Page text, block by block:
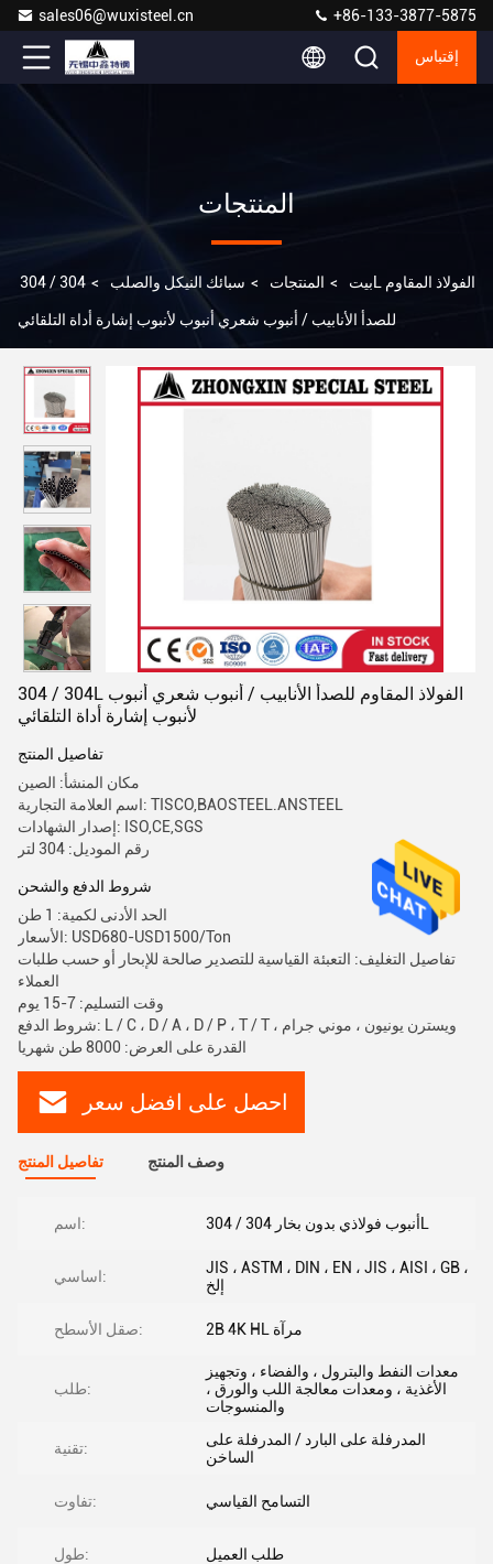
sales06@wuxisteel.cn +86-133-3877-5875
إقتباس
المنتجات
بيت > المنتجات > سبائك النيكل والصلب > 304 / 304L الفولاذ المقاوم
للصدأ الأنابيب / أنبوب شعري أنبوب لأنبوب إشارة أداة التلقائي
304 / 304L الفولاذ المقاوم للصدأ الأنابيب / أنبوب شعري أنبوب
لأنبوب إشارة أداة التلقائي
تفاصيل المنتج
مكان المنشأ: الصين
اسم العلامة التجارية: TISCO,BAOSTEEL.ANSTEEL
إصدار الشهادات: ISO,CE,SGS
رقم الموديل: 304 لتر
شروط الدفع والشحن
الحد الأدنى لكمية: 1 طن
الأسعار: USD680-USD1500/Ton
تفاصيل التغليف: التعبئة القياسية للتصدير صالحة للإبحار أو حسب طلبات
العملاء
وقت التسليم: 7-15 يوم
شروط الدفع: L / C ، D / A ، D / P ، T / T ، ويسترن يونيون ، موني جرام
القدرة على العرض: 8000 طن شهريا
احصل على افضل سعر
تفاصيل المنتج وصف المنتج
اسم: أنبوب فولاذي بدون بخار 304 / 304L
اساسي:
JIS ، ASTM ، DIN ، EN ، JIS ، AISI ، GB ،
إلخ
صقل الأسطح: 2B 4K HL مرآة
طلب:
معدات النفط والبترول ، والفضاء ، وتجهيز
الأغذية ، ومعدات معالجة اللب والورق ،
والمنسوجات
تقنية:
المدرفلة على البارد / المدرفلة على
الساخن
تفاوت: التسامح القياسي
طول: طلب العميل